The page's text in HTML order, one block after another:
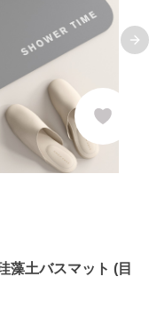
藻土バスマット (目